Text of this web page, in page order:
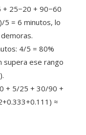
+ 25−20 + 90−60
5 = 6 minutos, lo
demoras.
4/5 = 80%
supera ese rango
+ 5/25 + 30/90 +
≈